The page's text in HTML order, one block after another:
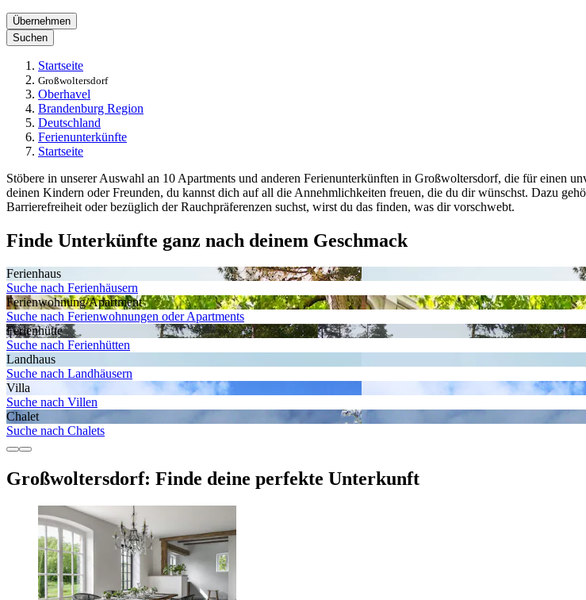
Übernehmen
Suchen
Startseite
Großwoltersdorf
Oberhavel
Brandenburg Region
Deutschland
Ferienunterkünfte
Startseite
Stöbere in unserer Auswahl an 10 Apartments und anderen Ferienunterkünften in Großwoltersdorf, die für einen
deinen Kindern oder Freunden, du kannst dich auf all die Annehmlichkeiten freuen, die du dir wünschst. Dazu
Barrierefreiheit oder bezüglich der Rauchpräferenzen suchst, wirst du das finden, was dir vorschwebt.
Finde Unterkünfte ganz nach deinem Geschmack
Ferienhaus
Suche nach Ferienhäusern
Ferienwohnung/Apartment
Suche nach Ferienwohnungen oder Apartments
Ferienhütte
Suche nach Ferienhütten
Landhaus
Suche nach Landhäusern
Villa
Suche nach Villen
Chalet
Suche nach Chalets
Großwoltersdorf: Finde deine perfekte Unterkunft